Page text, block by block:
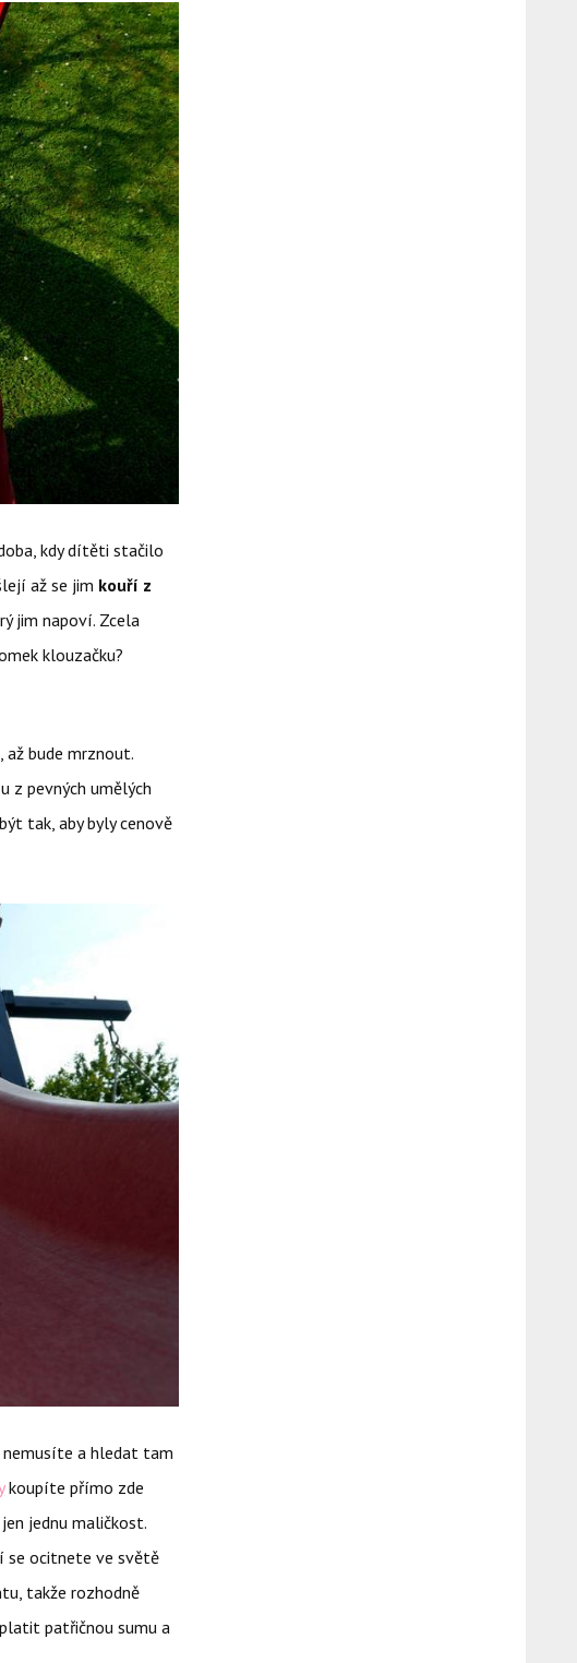
kdy dítěti stačilo
až se jim kouří z
jim napoví. Zcela
klouzačku?
až bude mrznout.
z pevných umělých
tak, aby byly cenově
nemusíte a hledat tam
koupíte přímo zde
jednu maličkost.
se ocitnete ve světě
takže rozhodně
patřičnou sumu a